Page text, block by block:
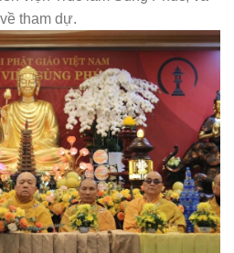
tham dự.